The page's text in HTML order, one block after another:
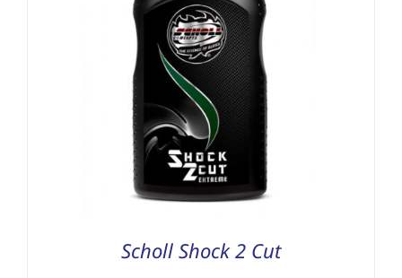
Scholl Shock 2 Cut